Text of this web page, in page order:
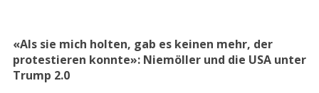
«Als sie mich holten, gab es keinen mehr, der
protestieren konnte»: Niemöller und die USA unter
Trump 2.0